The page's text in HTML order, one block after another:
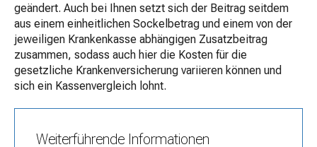
geändert. Auch bei Ihnen setzt sich der Beitrag seitdem
aus einem einheitlichen Sockelbetrag und einem von der
jeweiligen Krankenkasse abhängigen Zusatzbeitrag
zusammen, sodass auch hier die Kosten für die
gesetzliche Krankenversicherung variieren können und
sich ein Kassenvergleich lohnt.
Weiterführende Informationen